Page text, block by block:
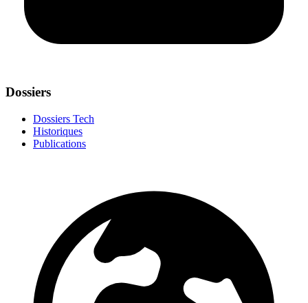
Dossiers
Dossiers Tech
Historiques
Publications